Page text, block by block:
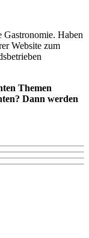
Haben
Website zum
Themen
Dann werden